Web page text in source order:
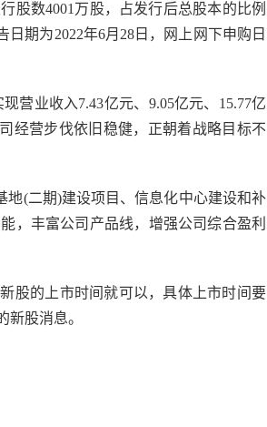
股数4001万股，占发行后总股本的比例
期为2022年6月28日，网上网下申购日
营业收入7.43亿元、9.05亿元、15.77亿
经营步伐依旧稳健，正朝着战略目标不
地(二期)建设项目、信息化中心建设和补
，丰富公司产品线，增强公司综合盈利
股的上市时间就可以，具体上市时间要
股消息。